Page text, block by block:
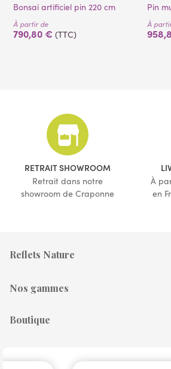
Bonsai artificiel pin 220 cm
À partir de
790,80 € (TTC)
Pin
À
RETRAIT SHOWROOM
Retrait dans notre
showroom de Craponne
À
en
Reflets Nature
Nos gammes
Boutique